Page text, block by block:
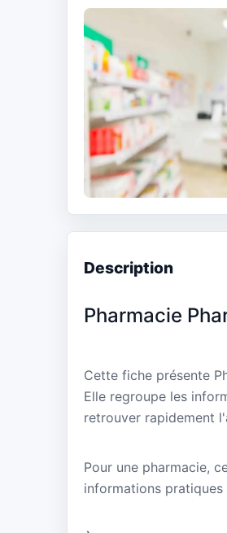
Description
Pharmacie
Cette fiche présente
Elle regroupe les
retrouver rapidement
Pour une pharmacie,
informations